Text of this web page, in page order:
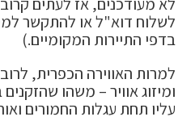
לא מעודכנים, אז לעתים
לשלוח דוא"ל או להתקשר
בדפי התיירות המקומיים.)
ומיזוג אוויר – משהו
עליו תחת עגלות החמורים